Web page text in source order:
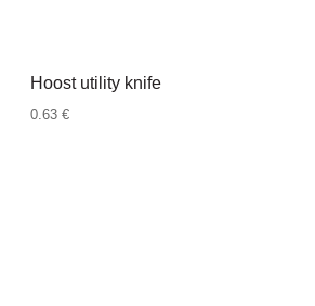
Hoost utility knife
0.63 €